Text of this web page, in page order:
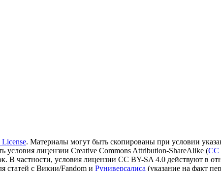
. Материалы могут быть скопированы при условии
условия лицензии Creative Commons Attribution-ShareAlike (CC
В частности, условия лицензии CC BY-SA 4.0 действуют в
статей с Викии/Fandom и Руниверсалиса (указание на факт